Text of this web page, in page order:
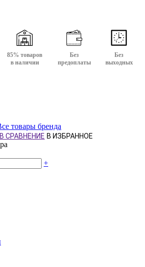
85% товаров
в наличии
Без
предоплаты
Без
выходных
товары бренда
В СРАВНЕНИЕ В ИЗБРАННОЕ
+